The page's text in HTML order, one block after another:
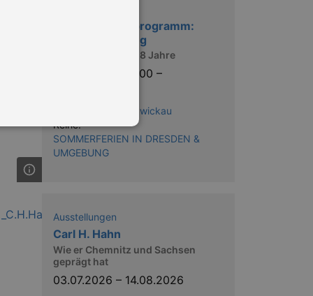
Sommerferienprogramm:
Survival-Training
Altersgruppe 10-18 Jahre
06.08.2026 | 10:00 –
Historisches Dorf Zwickau
Reihe:
SOMMERFERIEN IN DRESDEN &
UMGEBUNG
Ausstellungen
Carl H. Hahn
Wie er Chemnitz und Sachsen
geprägt hat
03.07.2026 – 14.08.2026
Ihren account. Ohne diese
visitor cookie consent
to work properly.
Cross-Site Request Forgery